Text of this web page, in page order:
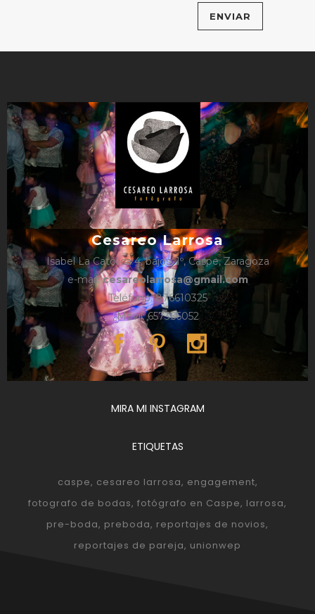
Cesareo Larrosa
Isabel La Católica 4, bajos, 1º, Caspe, Zaragoza
e-mail:cesareolarrosa@gmail.com
Teléfono: 876610325
Móvil: 657366052
MIRA MI INSTAGRAM
ETIQUETAS
caspe cesareo larrosa engagement
fotografo de bodas fotógrafo en Caspe larrosa
pre-boda preboda reportajes de novios
reportajes de pareja unionwep